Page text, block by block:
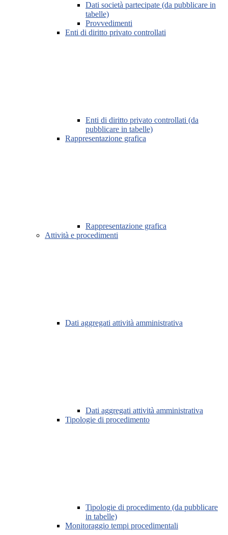
Dati società partecipate (da pubblicare in
tabelle)
Provvedimenti
Enti di diritto privato controllati
Enti di diritto privato controllati (da
pubblicare in tabelle)
Rappresentazione grafica
Rappresentazione grafica
Attività e procedimenti
Dati aggregati attività amministrativa
Dati aggregati attività amministrativa
Tipologie di procedimento
Tipologie di procedimento (da pubblicare
in tabelle)
Monitoraggio tempi procedimentali